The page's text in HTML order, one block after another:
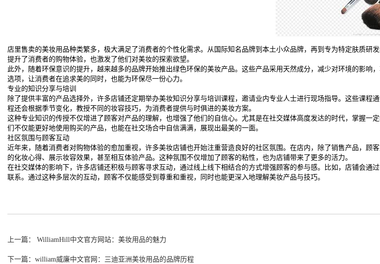
店里售卖的美妆用品种类繁多，极大满足了消费者的个性化需求。从国际知名品牌到本土小众品牌，再到专为特定肤质
提升了消费者的购物体验，也激发了他们对美妆的探索欲望。
此外，随着环保意识的提升，越来越多的品牌开始推出绿色环保的美妆产品。这些产品采用天然成分，减少对环境的影
选项，让消费者在追求美的同时，也能为环保尽一份心力。
专业的知识分享与培训
除了提供丰富的产品选择外，许多店铺还定期举办美妆知识分享与培训课程，邀请业内专业人士进行现场指导。这些课
程还会根据季节变化，教授不同的妆容技巧，为消费者提供与时俱进的美妆方案。
这种专业知识的传授不仅增进了顾客对产品的理解，也增强了他们的自信心。尤其是在社交媒体高度发达的时代，掌握
们不仅能更好地使用购买的产品，也能在社交场合中自信满满，展现出最美的一面。
社区氛围与顾客互动
近年来，随着消费者对购物体验的愈加重视，许多美妆店铺也开始注重营造良好的社区氛围。在店内，除了销售产品，
的化妆心得、展示妆容效果，甚至相互体验产品。这种氛围不仅增加了顾客的粘性，也为店铺带来了更多的活力。
在社交媒体的影响下，许多店铺还积极与顾客寻求互动，通过线上线下相结合的方式增强顾客的参与感。比如，店铺会
联系。通过这种多层次的互动，顾客不仅能感受到尊重和重视，同时也能更深入地理解美妆产品与技巧。
上一篇： WilliamHill中文官方网站：美妆用品的魅力
下一篇：william威廉中文官网：三迪亚洲美妆用品的品牌历程